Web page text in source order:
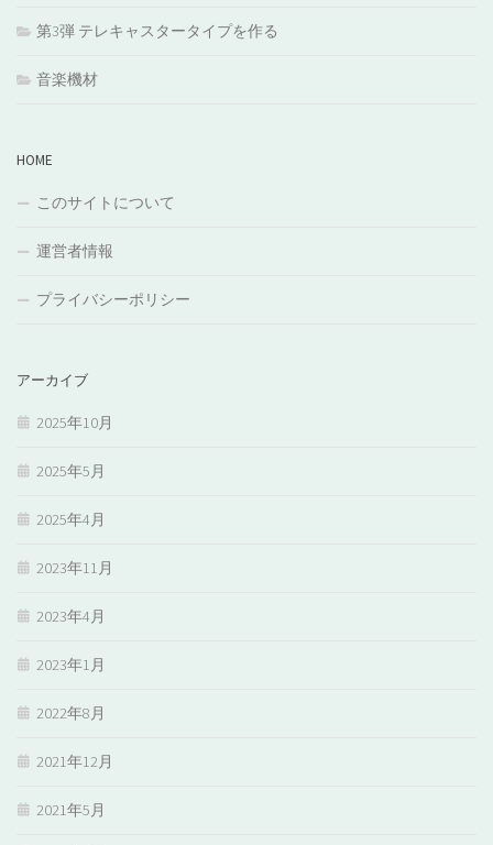
第3弾 テレキャスタータイプを作る
音楽機材
HOME
このサイトについて
運営者情報
プライバシーポリシー
アーカイブ
2025年10月
2025年5月
2025年4月
2023年11月
2023年4月
2023年1月
2022年8月
2021年12月
2021年5月